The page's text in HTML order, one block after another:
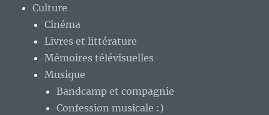
Culture
Cinéma
Livres et littérature
Mémoires télévisuelles
Musique
Bandcamp et compagnie
Confession musicale :)